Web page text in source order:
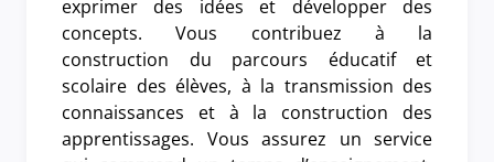
exprimer des idées et développer des
concepts. Vous contribuez à la
construction du parcours éducatif et
scolaire des élèves, à la transmission des
connaissances et à la construction des
apprentissages. Vous assurez un service